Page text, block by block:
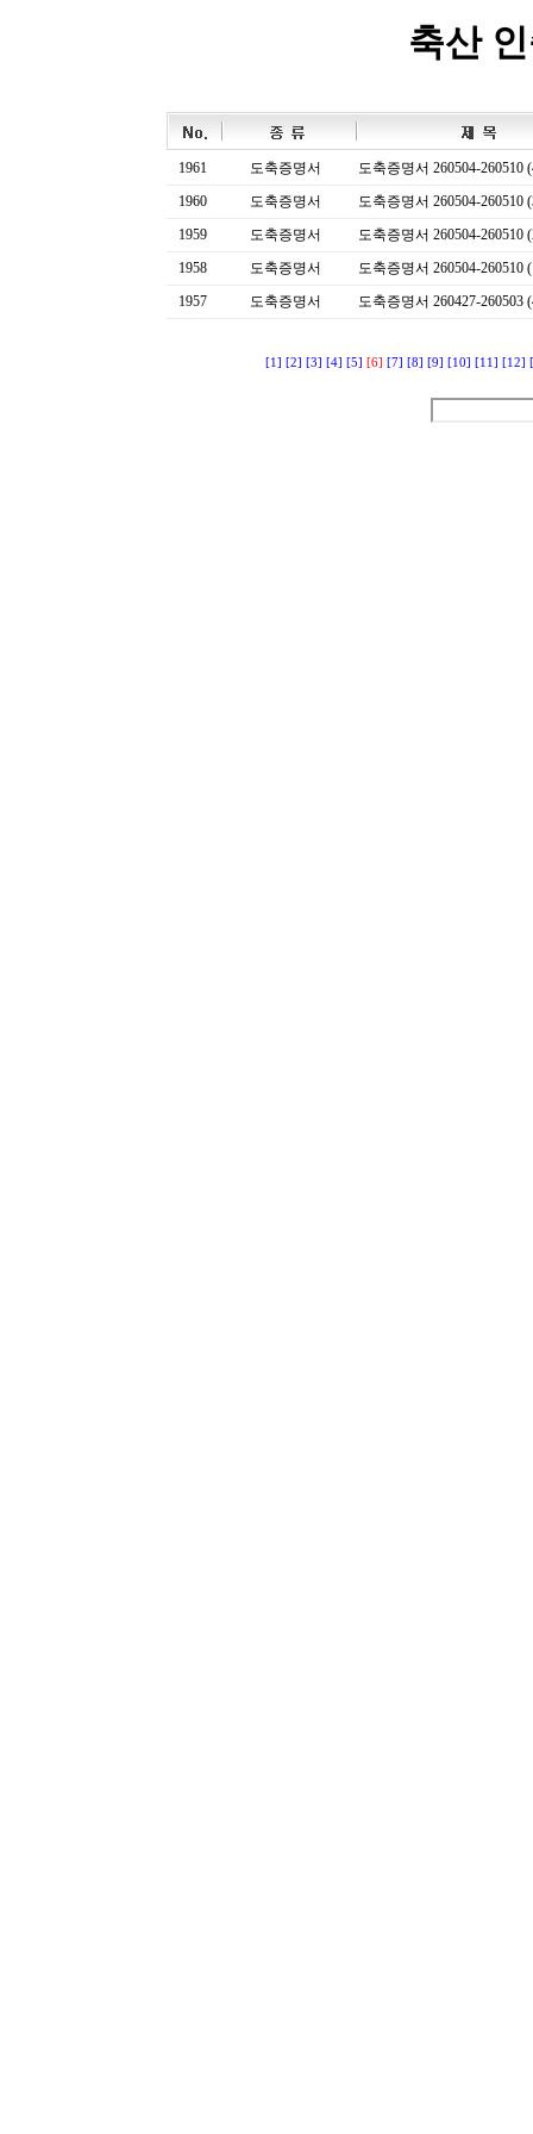
축산
1961 도축증명서
도축증명서 260504-260510
1960
도축증명서
도축증명서 260504-260510
1959
도축증명서
도축증명서 260504-260510
1958
도축증명서
도축증명서 260504-260510
1957
도축증명서 도축증명서 260427-260503
[1] [2] [3] [4] [5] [6] [7] [8] [9] [10] [11] [12]